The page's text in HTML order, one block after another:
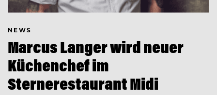
NEWS
Marcus Langer wird neuer
Küchenchef im
Sternerestaurant Midi